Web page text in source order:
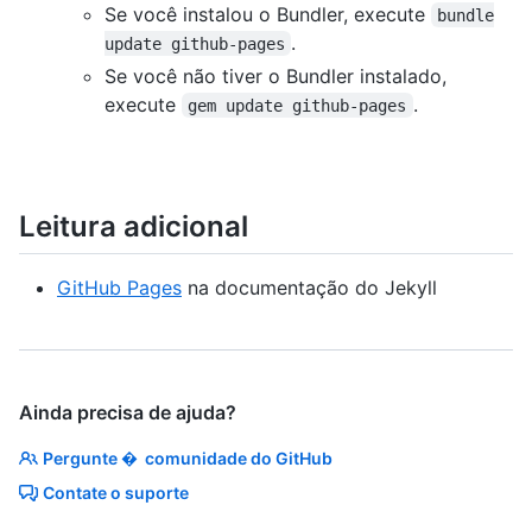
Se você instalou o Bundler, execute
bundle
update github-pages .
Se você não tiver o Bundler instalado,
execute
gem update github-pages .
Leitura adicional
GitHub Pages na documentação do Jekyll
Ainda precisa de ajuda?
Pergunte � comunidade do GitHub
Contate o suporte